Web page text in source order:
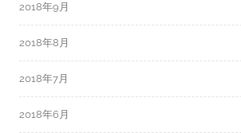
2018年9月
2018年8月
2018年7月
2018年6月